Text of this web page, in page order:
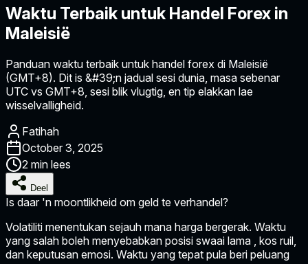
Waktu Terbaik untuk Handel Forex in
Maleisië
Panduan waktu terbaik untuk handel forex di Maleisië
(GMT+8). Dit is &#39;n jadual sesi dunia, masa sebenar
UTC vs GMT+8, sesi blik vlugtig, en tip elakkan lae
wisselvalligheid.
Fatihah
October 3, 2025
2 min lees
Deel
Is daar 'n moontlikheid om geld te verhandel?
Volatiliti menentukan sejauh mana harga bergerak. Waktu
yang salah boleh menyebabkan posisi swaai lama , kos ruil,
dan keputusan emosi. Waktu yang tepat pula beri peluang